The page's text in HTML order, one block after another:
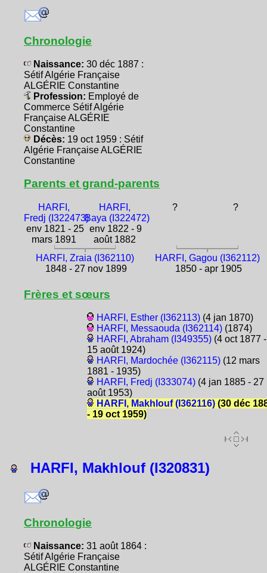
Chronologie
Naissance: 30 déc 1887 :
Sétif Algérie Française
ALGÉRIE Constantine
Profession: Employé de
Commerce Sétif Algérie
Française ALGÉRIE
Constantine
Décès: 19 oct 1959 : Sétif
Algérie Française ALGÉRIE
Constantine
Parents et grand-parents
HARFI,
Fredj (I322473)
env 1821 - 25
mars 1891
HARFI,
Baya (I322472)
env 1822 - 9
août 1882
? ?
HARFI, Zraia (I362110)
1848 - 27 nov 1899
HARFI, Gagou (I362112)
1850 - apr 1905
Frères et sœurs
HARFI, Esther (I362113)(4 jan 1870)
HARFI, Messaouda (I362114)(1874)
HARFI, Abraham (I349355)(4 oct 1877 -
15 août 1924)
HARFI, Mardochée (I362115)(12 mars
1881 - 1935)
HARFI, Fredj (I333074)(4 jan 1885 - 27
août 1953)
HARFI, Makhlouf (I362116)(30 déc
- 19 oct 1959)
HARFI, Makhlouf (I320831)
Chronologie
Naissance: 31 août 1864 :
Sétif Algérie Française
ALGÉRIE Constantine